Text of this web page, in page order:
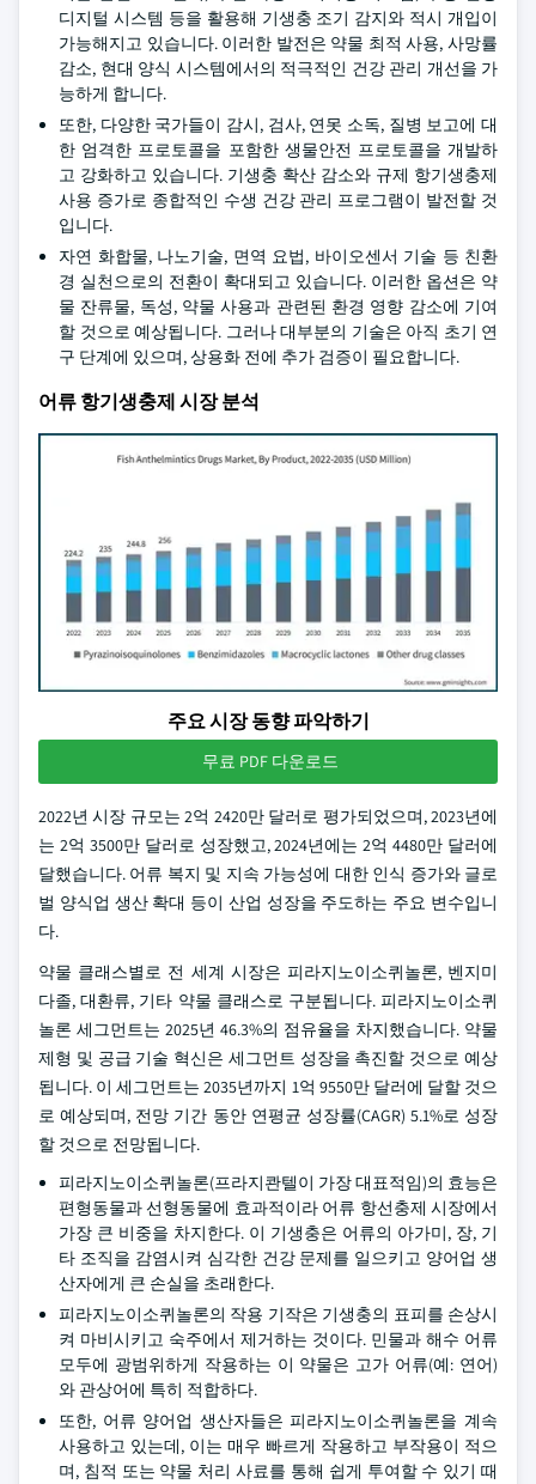
디지털 시스템 등을 활용해 기생충 조기 감지와 적시 개입이
가능해지고 있습니다. 이러한 발전은 약물 최적 사용, 사망률
감소, 현대 양식 시스템에서의 적극적인 건강 관리 개선을 가
능하게 합니다.
또한, 다양한 국가들이 감시, 검사, 연못 소독, 질병 보고에 대
한 엄격한 프로토콜을 포함한 생물안전 프로토콜을 개발하
고 강화하고 있습니다. 기생충 확산 감소와 규제 항기생충제
사용 증가로 종합적인 수생 건강 관리 프로그램이 발전할 것
입니다.
자연 화합물, 나노기술, 면역 요법, 바이오센서 기술 등 친환
경 실천으로의 전환이 확대되고 있습니다. 이러한 옵션은 약
물 잔류물, 독성, 약물 사용과 관련된 환경 영향 감소에 기여
할 것으로 예상됩니다. 그러나 대부분의 기술은 아직 초기 연
구 단계에 있으며, 상용화 전에 추가 검증이 필요합니다.
어류 항기생충제 시장 분석
주요 시장 동향 파악하기
무료 PDF 다운로드
2022년 시장 규모는 2억 2420만 달러로 평가되었으며, 2023년에
는 2억 3500만 달러로 성장했고, 2024년에는 2억 4480만 달러에
달했습니다. 어류 복지 및 지속 가능성에 대한 인식 증가와 글로
벌 양식업 생산 확대 등이 산업 성장을 주도하는 주요 변수입니
다.
약물 클래스별로 전 세계 시장은 피라지노이소퀴놀론, 벤지미
다졸, 대환류, 기타 약물 클래스로 구분됩니다. 피라지노이소퀴
놀론 세그먼트는 2025년 46.3%의 점유율을 차지했습니다. 약물
제형 및 공급 기술 혁신은 세그먼트 성장을 촉진할 것으로 예상
됩니다. 이 세그먼트는 2035년까지 1억 9550만 달러에 달할 것으
로 예상되며, 전망 기간 동안 연평균 성장률(CAGR) 5.1%로 성장
할 것으로 전망됩니다.
피라지노이소퀴놀론(프라지콴텔이 가장 대표적임)의 효능은
편형동물과 선형동물에 효과적이라 어류 항선충제 시장에서
가장 큰 비중을 차지한다. 이 기생충은 어류의 아가미, 장, 기
타 조직을 감염시켜 심각한 건강 문제를 일으키고 양어업 생
산자에게 큰 손실을 초래한다.
피라지노이소퀴놀론의 작용 기작은 기생충의 표피를 손상시
켜 마비시키고 숙주에서 제거하는 것이다. 민물과 해수 어류
모두에 광범위하게 작용하는 이 약물은 고가 어류(예: 연어)
와 관상어에 특히 적합하다.
또한, 어류 양어업 생산자들은 피라지노이소퀴놀론을 계속
사용하고 있는데, 이는 매우 빠르게 작용하고 부작용이 적으
며, 침적 또는 약물 처리 사료를 통해 쉽게 투여할 수 있기 때